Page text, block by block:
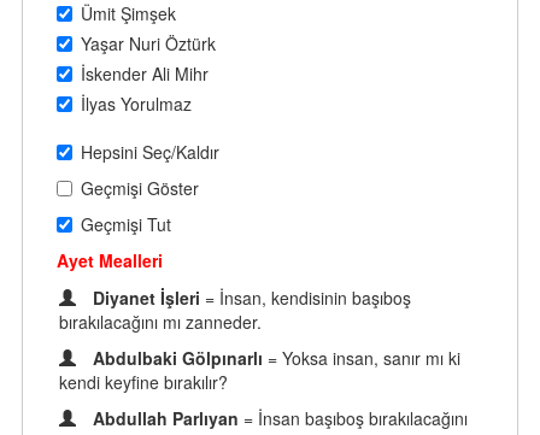
Ümit Şimşek
Yaşar Nuri Öztürk
İskender Ali Mihr
İlyas Yorulmaz
Hepsini Seç/Kaldır
Geçmişi Göster
Geçmişi Tut
Ayet Mealleri
Diyanet İşleri = İnsan, kendisinin başıboş
bırakılacağını mı zanneder.
Abdulbaki Gölpınarlı = Yoksa insan, sanır mı ki
kendi keyfine bırakılır?
Abdullah Parlıyan = İnsan başıboş bırakılacağını